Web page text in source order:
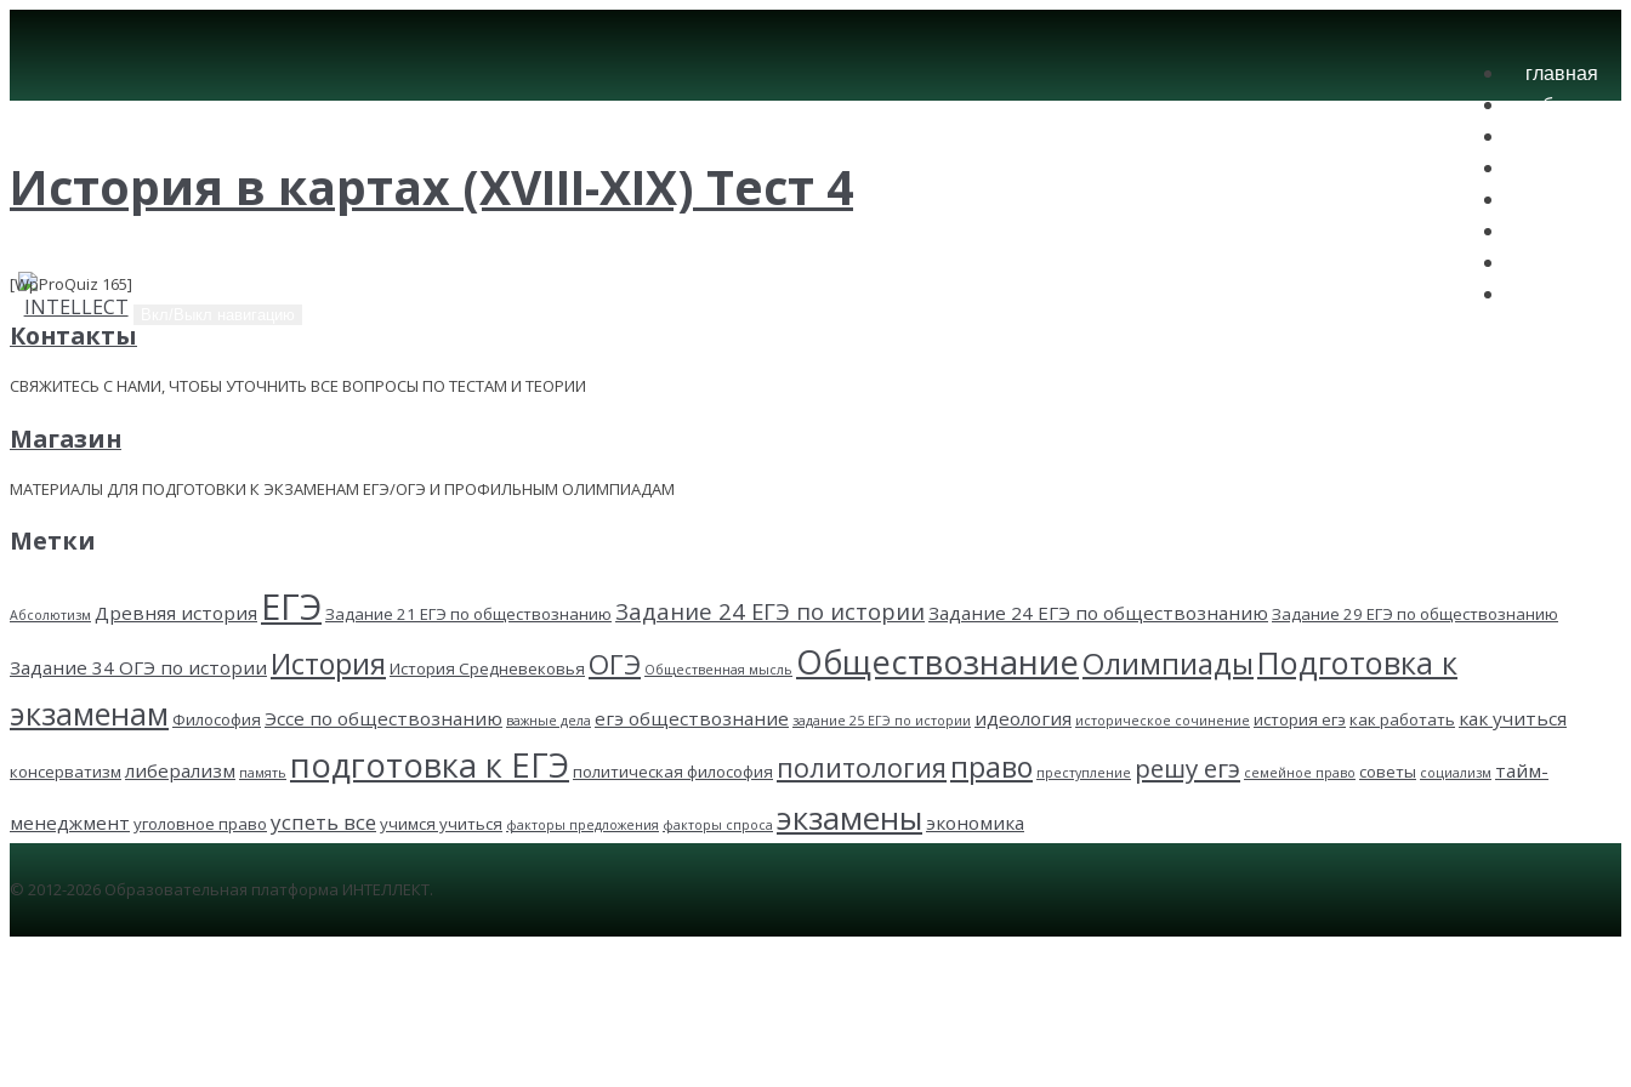
главная
блог
История в картах (XVIII-XIX) Тест 4
[WpProQuiz 165]
Контакты
СВЯЖИТЕСЬ С НАМИ, ЧТОБЫ УТОЧНИТЬ ВСЕ ВОПРОСЫ ПО ТЕСТАМ И ТЕОРИИ
Магазин
МАТЕРИАЛЫ ДЛЯ ПОДГОТОВКИ К ЭКЗАМЕНАМ ЕГЭ/ОГЭ И ПРОФИЛЬНЫМ ОЛИМПИАДАМ
Метки
Абсолютизм Древняя история ЕГЭ Задание 21 ЕГЭ по обществознанию Задание 24 ЕГЭ по истории Задание 24 ЕГЭ по обществознанию Задание 29 ЕГЭ по обществознанию
Задание 34 ОГЭ по истории История История Средневековья ОГЭ Общественная мысль ОбществознаниеОлимпиады Подготовка к
экзаменам Философия Эссе по обществознанию важные дела егэ обществознание задание 25 ЕГЭ по истории идеология историческое сочинение история егэ как работать как учиться
консерватизм либерализм память подготовка к ЕГЭ политическая философия политология право преступление решу егэ семейное право советы социализм тайм-
менеджмент уголовное право успеть все учимся учиться факторы предложения факторы спроса экзамены экономика
© 2012-2026 Образовательная платформа ИНТЕЛЛЕКТ.